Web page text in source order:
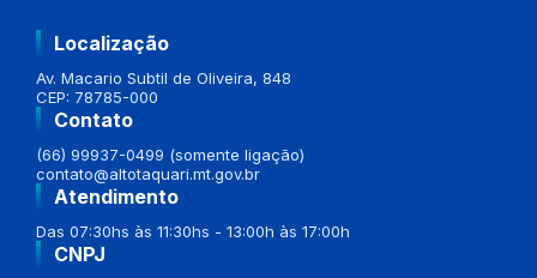
Localização
Av. Macario Subtil de Oliveira, 848
CEP: 78785-000
Contato
(66) 99937-0499 (somente ligação)
contato@altotaquari.mt.gov.br
Atendimento
Das 07:30hs às 11:30hs - 13:00h às 17:00h
CNPJ